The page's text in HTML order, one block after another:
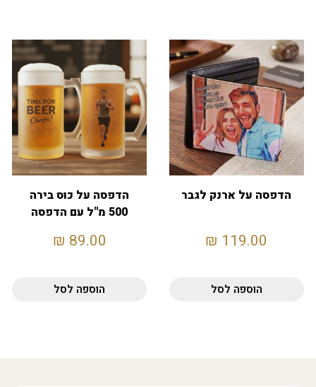
הדפסה על ארנק לגבר
119.00
₪
הוספה לסל
הדפסה על כוס בירה
500 מ"ל עם הדפסה
89.00
₪
הוספה לסל